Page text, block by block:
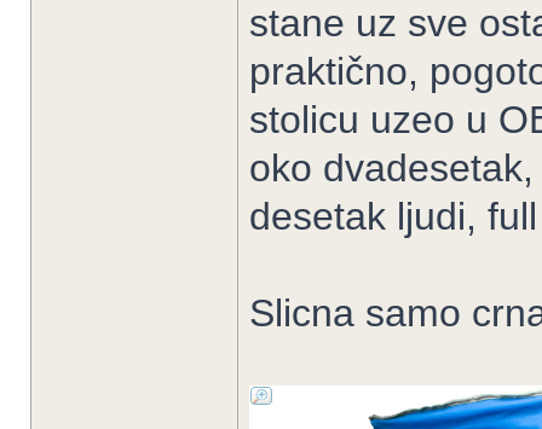
stane uz sve
praktično,
stolicu uzeo u
oko
desetak ljudi,
Slicna samo